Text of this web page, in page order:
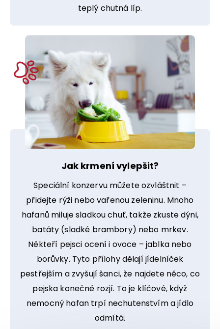
teplý chutná líp.
Jak krmení vylepšit?
Speciální konzervu můžete ozvláštnit –
přidejte rýži nebo vařenou zeleninu. Mnoho
hafanů miluje sladkou chuť, takže zkuste dýni,
batáty (sladké brambory) nebo mrkev.
Někteří pejsci ocení i ovoce – jablka nebo
borůvky. Tyto přílohy dělají jídelníček
pestřejším a zvyšují šanci, že najdete něco, co
pejska konečně rozjí. To je klíčové, když
nemocný hafan trpí nechutenstvím a jídlo
odmítá.